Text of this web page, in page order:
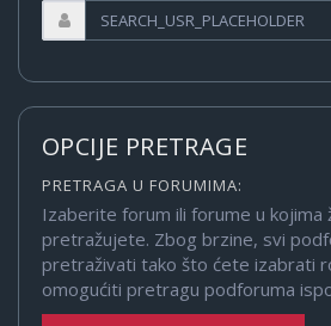
OPCIJE PRETRAGE
PRETRAGA U FORUMIMA:
Izaberite forum ili forume u kojima
pretražujete. Zbog brzine, svi
pretraživati tako što ćete izabrati
omogućiti pretragu podforuma